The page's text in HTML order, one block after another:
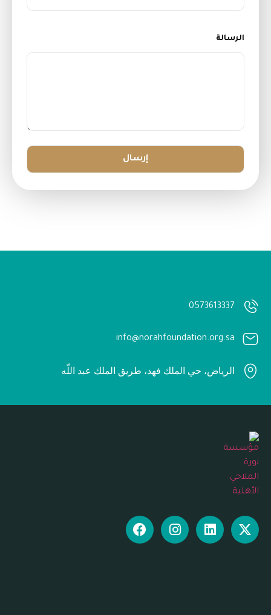
الرسالة
0573613337
info@norahfoundation.org.sa
الرياض، حي الملك فهد، طريق الملك عبد اللّه